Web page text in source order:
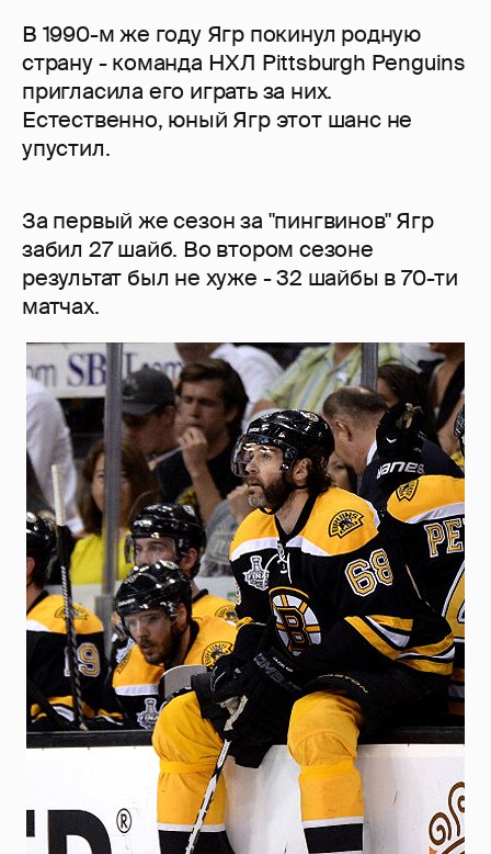
В 1990-м же году Ягр покинул родную
страну - команда НХЛ Pittsburgh Penguins
пригласила его играть за них.
Естественно, юный Ягр этот шанс не
упустил.
За первый же сезон за "пингвинов" Ягр
забил 27 шайб. Во втором сезоне
результат был не хуже - 32 шайбы в 70-ти
матчах.